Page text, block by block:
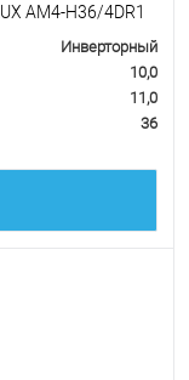
AM4-H36/4DR1
Инверторный
10,0
11,0
36